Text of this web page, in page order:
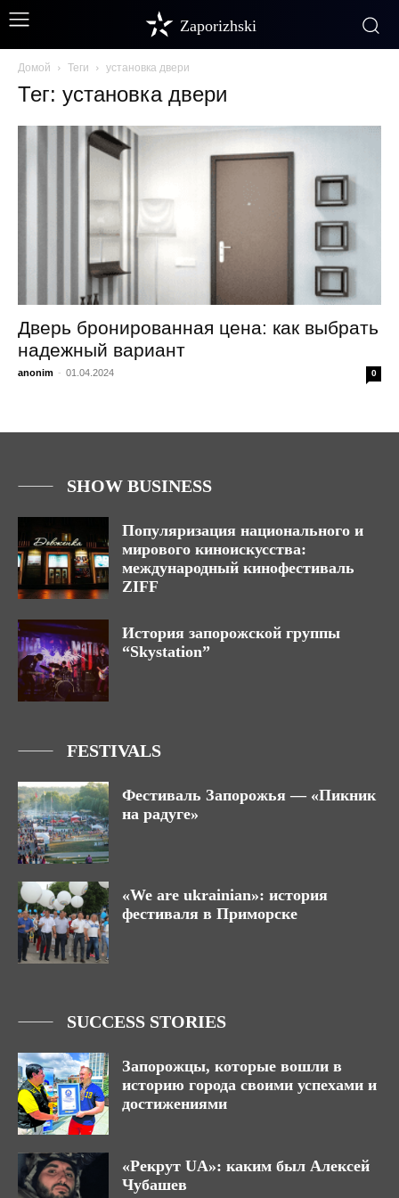
Zaporizhski
Домой Теги установка двери
Тег: установка двери
Дверь бронированная цена: как выбрать
надежный вариант
anonim - 01.04.2024 0
SHOW BUSINESS
Популяризация национального и
мирового киноискусства:
международный кинофестиваль
ZIFF
История запорожской группы
“Skystation”
FESTIVALS
Фестиваль Запорожья — «Пикник
на радуге»
«We are ukrainian»: история
фестиваля в Приморске
SUCCESS STORIES
Запорожцы, которые вошли в
историю города своими успехами и
достижениями
«Рекрут UA»: каким был Алексей
Чубашев